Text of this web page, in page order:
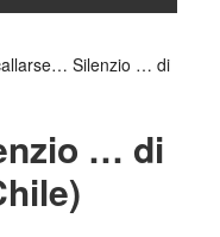
Silenzio … di
… di